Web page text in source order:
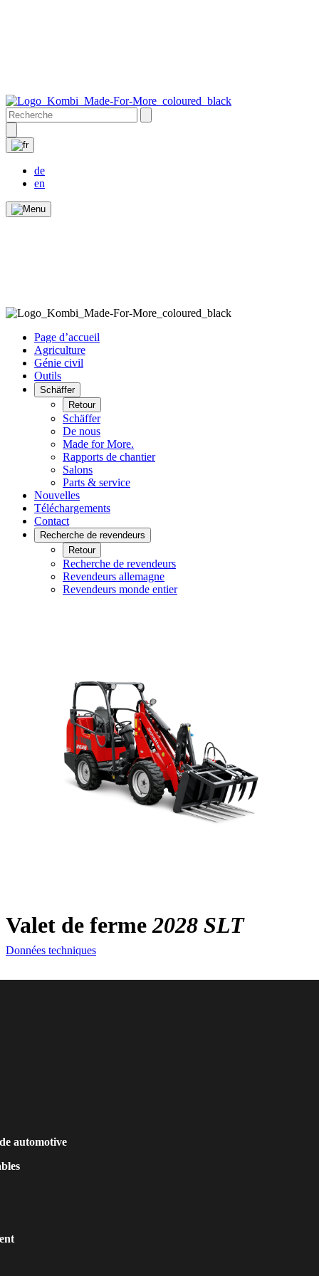
de
en
Page d’accueil
Agriculture
Génie civil
Outils
Schäffer
Retour
Schäffer
De nous
Made for More.
Rapports de chantier
Salons
Parts & service
Nouvelles
Téléchargements
Contact
Recherche de revendeurs
Retour
Recherche de revendeurs
Revendeurs allemagne
Revendeurs monde entier
Valet de ferme2028 SLT
Données techniques
automotive